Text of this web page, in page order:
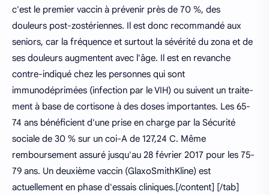
c'est le premier vaccin à prévenir près de 70 %, des
douleurs post-zostériennes. Il est donc recommandé aux
seniors, car la fréquence et surtout la sévérité du zona et de
ses douleurs augmentent avec l'âge. Il est en revanche
contre-indiqué chez les personnes qui sont
immunodéprimées (infection par le VIH) ou suivent un traite-
ment à base de cortisone à des doses importantes. Les 65-
74 ans bénéficient d'une prise en charge par la Sécurité
sociale de 30 % sur un coi-A de 127,24 C. Même
remboursement assuré jusqu'au 28 février 2017 pour les 75-
79 ans. Un deuxième vaccin (GlaxoSmithKline) est
actuellement en phase d'essais cliniques.[/content] [/tab]